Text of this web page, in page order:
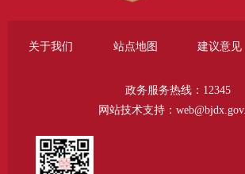
公开属性源头认定和保密审
严格落实信息公开前保密
过加强全过程管理，主动发
督，切实提升政务公开实
关于我们 站点地图 建议意见
政务服务热线：12345
网站技术支持：